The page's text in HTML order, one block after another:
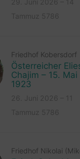
Friedhof Kobersdorf
Österreicher
Chajim – 15. Mai
1923
Friedhof Nikolai